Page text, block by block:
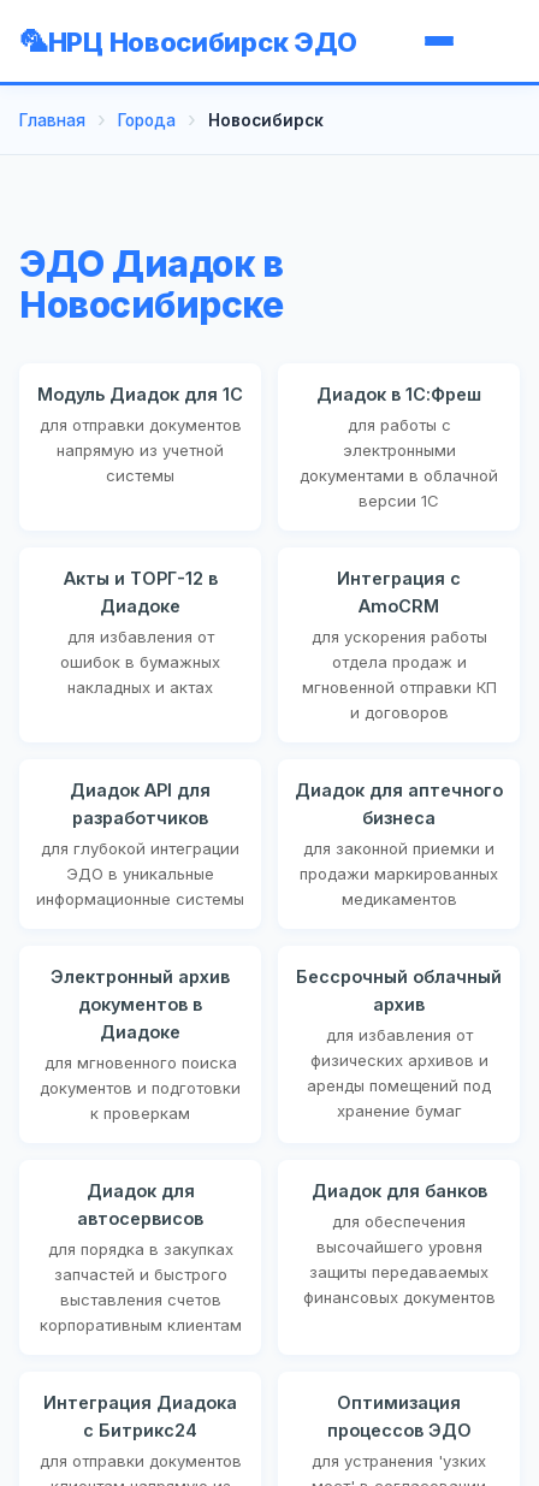
НРЦ Новосибирск ЭДО
Главная Города Новосибирск
ЭДО Диадок в
Новосибирске
Модуль Диадок для 1С
для отправки документов
напрямую из учетной
системы
Диадок в 1С:Фреш
для работы с
электронными
документами в облачной
версии 1С
Акты и ТОРГ-12 в
Диадоке
для избавления от
ошибок в бумажных
накладных и актах
Интеграция с
AmoCRM
для ускорения работы
отдела продаж и
мгновенной отправки КП
и договоров
Диадок API для
разработчиков
для глубокой интеграции
ЭДО в уникальные
информационные системы
Диадок для аптечного
бизнеса
для законной приемки и
продажи маркированных
медикаментов
Электронный архив
документов в
Диадоке
для мгновенного поиска
документов и подготовки
к проверкам
Бессрочный облачный
архив
для избавления от
физических архивов и
аренды помещений под
хранение бумаг
Диадок для
автосервисов
для порядка в закупках
запчастей и быстрого
выставления счетов
корпоративным клиентам
Диадок для банков
для обеспечения
высочайшего уровня
защиты передаваемых
финансовых документов
Интеграция Диадока
с Битрикс24
для отправки документов
Оптимизация
процессов ЭДО
для устранения 'узких